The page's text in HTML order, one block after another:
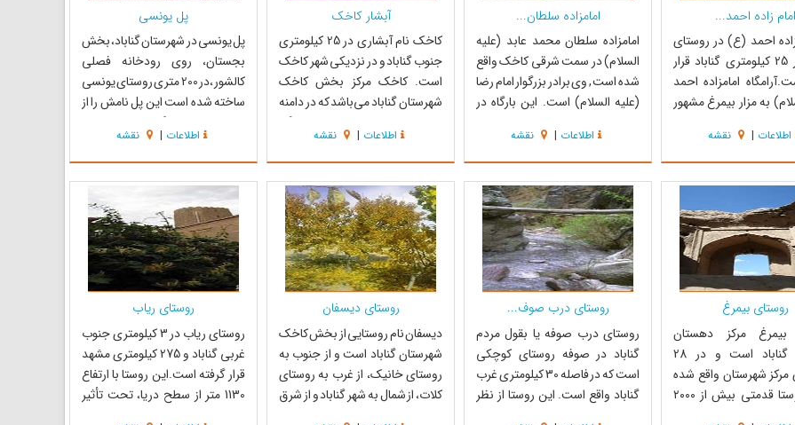
امام زاده احمد...
احمد (ع) در روستای
بیمرغ در 25 کیلومتری گناباد قرار
امامزاده احمد
به مزار بیمرغ مشهور
السلام) می‌دانند؛ اما
صحیح نیست؛ بلکه وی از
آن حضرت است که نسب
قرار ذیل است: ابو...
اطلاعات | نقشه
امامزاده سلطان...
امامزاده سلطان محمد عابد (علیه
السلام) در سمت شرقی کاخک واقع
شده است , وی برادر بزرگوار امام رضا
(علیه السلام) است. این بارگاه در
شرقی کاخک واقع شده و صحن آن
خیلی بلند و اراضی اطراف آن گود
است به طوری که صحن احتیاج به
دیوار ندارد و بسیار خوش منظره و
زیبا و م...
اطلاعات | نقشه
آبشار کاخک
کاخک نام آبشاری در 25 کیلومتری
جنوب گناباد و در نزدیکی شهر کاخک
است. کاخک مرکز بخش کاخک
شهرستان گناباد می‌باشد که در دامنه
رشته کوه براکوه قرار داشته و زیارتگاه
برادر علی بن موسی الرضا امامزاده
سلطان محمد عابد در دامنه تپه
مشرف به این شهر همچنین مزار
علمدار در پانصد متری امامزاده قرار
...
اطلاعات | نقشه
پل یونسی
پل یونسی در شهرستان گناباد، بخش
بجستان، روی رودخانه فصلی
کالشور ،در 200 متری روستای یونسی
ساخته شده است این پل نامش را از
روستای یونسی گرفته که در تلفظ
مردمان این دیار پول یونسی است.
این پل ظاهراً از آثار دوره صفویه است
که در دوره‌های بعد تعمیراتی در آن
صورت گرفته است. پل یونسی دار...
اطلاعات | نقشه
روستای بیمرغ
بیمرغ مرکز دهستان
پسکلوت گناباد است و در 28
مرکز شهرستان واقع شده
است. روستا قدمتی بیش از ۲۰۰۰
روستای درب صوف...
روستای درب صوفه یا بقول مردم
گناباد در صوفه روستای کوچکی
است که در فاصله 30 کیلومتری غرب
گناباد واقع است. این روستا از نظر
روستای دیسفان
دیسفان نام روستایی از بخش کاخک
شهرستان گناباد است و از جنوب به
روستای خانیک، از غرب به روستای
کلات، از شمال به شهر گناباد و از شرق
روستای ریاب
روستای ریاب در 3 کیلومتری جنوب
غربی گناباد و 275 کیلومتری مشهد
قرار گرفته است.این روستا با ارتفاع
1130 متر از سطح دریا، تحت تأثیر